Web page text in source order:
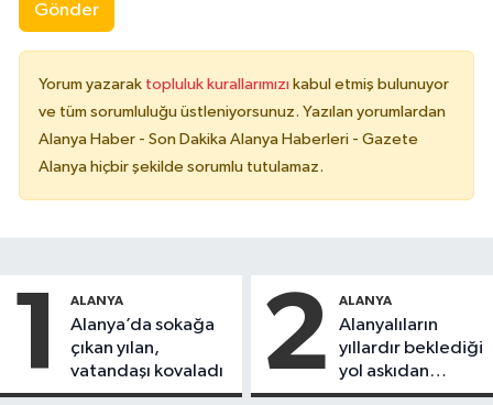
Gönder
Yorum yazarak topluluk kurallarımızı kabul etmiş bulunuyor
ve tüm sorumluluğu üstleniyorsunuz. Yazılan yorumlardan
Alanya Haber - Son Dakika Alanya Haberleri - Gazete
Alanya hiçbir şekilde sorumlu tutulamaz.
1 ALANYA
Alanya’da sokağa
çıkan yılan,
vatandaşı kovaladı
2 ALANYA
Alanyalıların
yıllardır beklediği
yol askıdan
döndü